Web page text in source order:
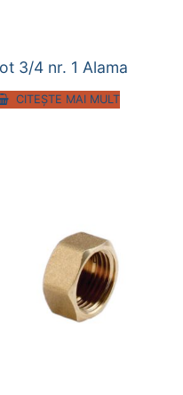
3/4 nr. 1 Alama
CITEȘTE MAI MULT